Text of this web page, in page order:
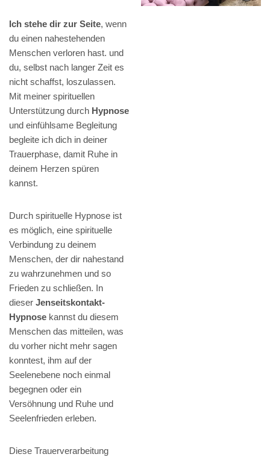
Ich stehe dir zur Seite, wenn
du einen nahestehenden
Menschen verloren hast. und
du, selbst nach langer Zeit es
nicht schaffst, loszulassen.
Mit meiner spirituellen
Unterstützung durch Hypnose
und einfühlsame Begleitung
begleite ich dich in deiner
Trauerphase, damit Ruhe in
deinem Herzen spüren
kannst.
Durch spirituelle Hypnose ist
es möglich, eine spirituelle
Verbindung zu deinem
Menschen, der dir nahestand
zu wahrzunehmen und so
Frieden zu schließen. In
dieser Jenseitskontakt-
Hypnose kannst du diesem
Menschen das mitteilen, was
du vorher nicht mehr sagen
konntest, ihm auf der
Seelenebene noch einmal
begegnen oder ein
Versöhnung und Ruhe und
Seelenfrieden erleben.
Diese Trauerverarbeitung